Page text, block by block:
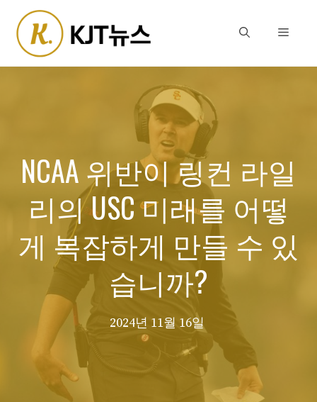
content
Menu
NCAA 위반이 링컨 라일
리의 USC 미래를 어떻
게 복잡하게 만들 수 있
습니까?
2024년 11월 16일